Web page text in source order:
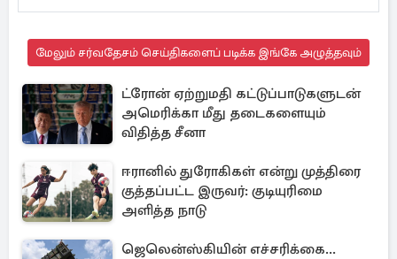
மேலும் சர்வதேசம் செய்திகளைப் படிக்க இங்கே அழுத்தவும்
ட்ரோன் ஏற்றுமதி கட்டுப்பாடுகளுடன்
அமெரிக்கா மீது தடைகளையும்
விதித்த சீனா
ஈரானில் துரோகிகள் என்று முத்திரை
குத்தப்பட்ட இருவர்: குடியுரிமை
அளித்த நாடு
ஜெலென்ஸ்கியின் எச்சரிக்கை...